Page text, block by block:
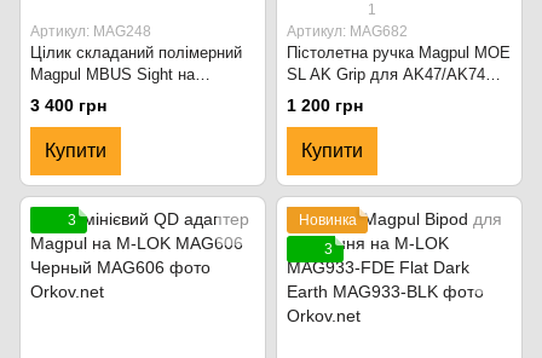
Артикул: MAG248
Цілик складаний полімерний
Magpul MBUS Sight на
Picatinny MAG248FDE Flat
Dark Earth
3 400 грн
Купити
1
Артикул: MAG682
Пістолетна ручка Magpul MOE
SL AK Grip для AK47/AK74
MAG682-FDE Flat Dark Earth
1 200 грн
Купити
3
Новинка
3